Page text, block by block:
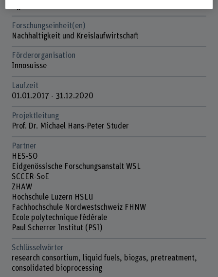
Forschungseinheit(en)
Nachhaltigkeit und Kreislaufwirtschaft
Förderorganisation
Innosuisse
Laufzeit
01.01.2017 - 31.12.2020
Projektleitung
Prof. Dr. Michael Hans-Peter Studer
Partner
HES-SO
Eidgenössische Forschungsanstalt WSL
SCCER-SoE
ZHAW
Hochschule Luzern HSLU
Fachhochschule Nordwestschweiz FHNW
Ecole polytechnique fédérale
Paul Scherrer Institut (PSI)
Schlüsselwörter
research consortium, liquid fuels, biogas, pretreatment,
consolidated bioprocessing